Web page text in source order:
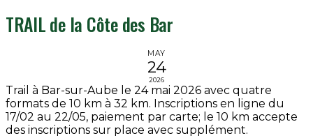
TRAIL de la Côte des Bar
MAY
24
2026
Trail à Bar-sur-Aube le 24 mai 2026 avec quatre
formats de 10 km à 32 km. Inscriptions en ligne du
17/02 au 22/05, paiement par carte; le 10 km accepte
des inscriptions sur place avec supplément.